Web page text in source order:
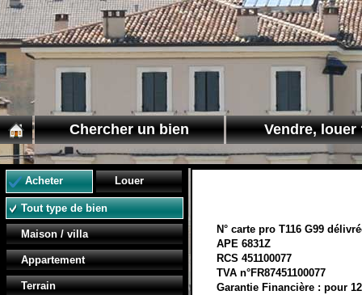
Chercher un bien Vendre, louer
Acheter Louer
Tout type de bien
Maison / villa
Appartement
Terrain
N° carte pro T116 G99
APE 6831Z
RCS 451100077
TVA n°FR87451100077
Garantie Financière : pour